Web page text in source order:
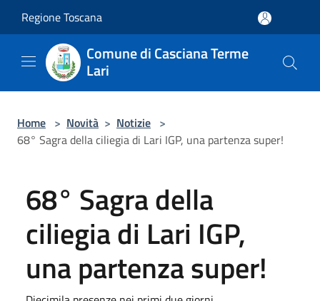
Regione Toscana
Comune di Casciana Terme
Lari
Home > Novità > Notizie >
68° Sagra della ciliegia di Lari IGP, una partenza super!
68° Sagra della
ciliegia di Lari IGP,
una partenza super!